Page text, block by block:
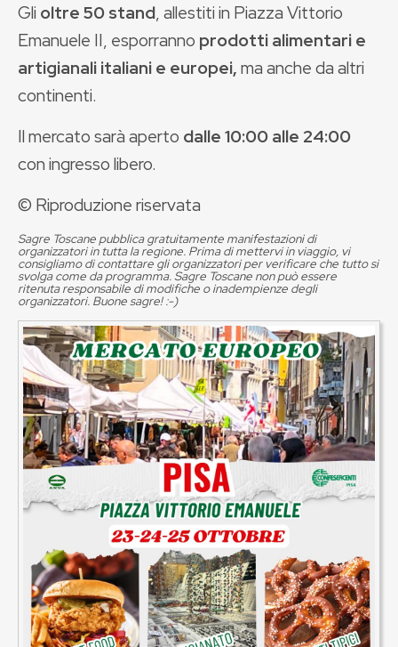
Gli oltre 50 stand, allestiti in Piazza Vittorio
Emanuele II, esporranno prodotti alimentari e
artigianali italiani e europei,ma anche da altri
continenti.
Il mercato sarà aperto dalle 10:00 alle 24:00
con ingresso libero.
© Riproduzione riservata
Sagre Toscane pubblica gratuitamente manifestazioni di
organizzatori in tutta la regione. Prima di mettervi in viaggio, vi
consigliamo di contattare gli organizzatori per verificare che tutto si
svolga come da programma. Sagre Toscane non può essere
ritenuta responsabile di modifiche o inadempienze degli
organizzatori. Buone sagre! :-)